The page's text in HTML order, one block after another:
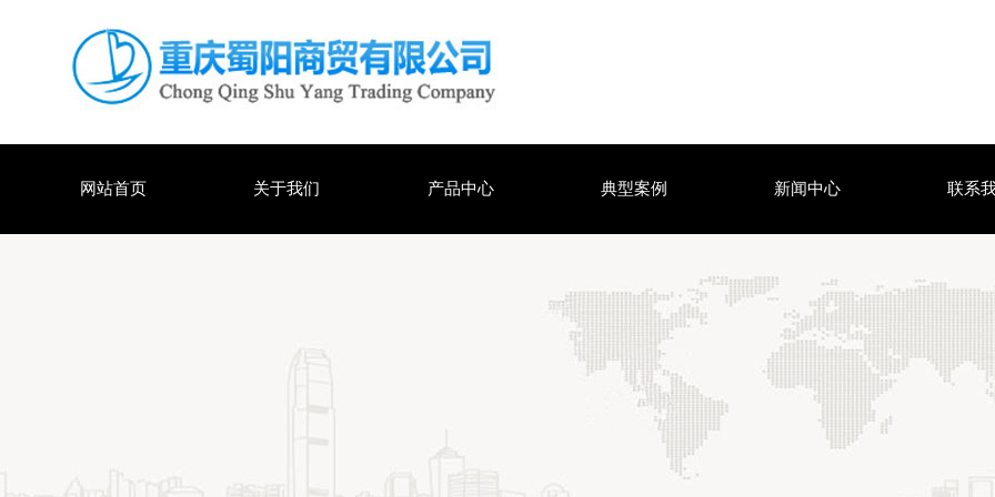
网站首页 关于我们 产品中心 典型案例 新闻中心 联系